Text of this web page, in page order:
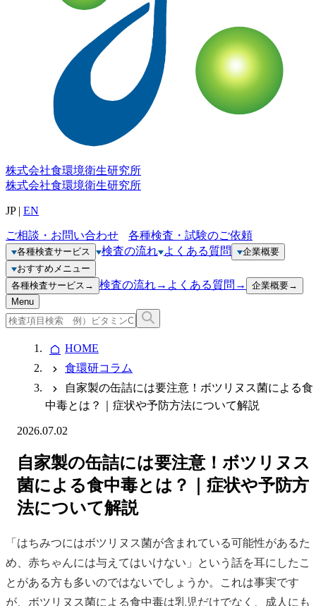
株式会社食環境衛生研究所
株式会社食環境衛生研究所
JP| EN
ご相談・お問い合わせ 各種検査・試験のご依頼
各種検査サービス 検査の流れ よくある質問
企業概要
おすすめメニュー
各種検査サービス → 検査の流れ→ よくある質問 → 企業概要→
Menu
HOME
食環研コラム
自家製の缶詰には要注意！ボツリヌス菌による食
中毒とは？｜症状や予防方法について解説
2026.07.02
自家製の缶詰には要注意！ボツリヌス
菌による食中毒とは？｜症状や予防方
法について解説
「はちみつにはボツリヌス菌が含まれている可能性があるた
め、赤ちゃんには与えてはいけない」という話を耳にしたこ
とがある方も多いのではないでしょうか。これは事実です
が、ボツリヌス菌による食中毒は乳児だけでなく、成人にも